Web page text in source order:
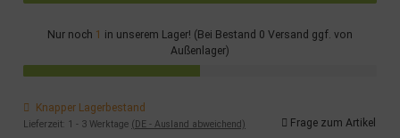
Nur noch 1 in unserem Lager! (Bei Bestand 0 Versand ggf. von
Außenlager)
Knapper Lagerbestand
Lieferzeit: 1 - 3 Werktage (DE - Ausland abweichend) Frage zum Artikel